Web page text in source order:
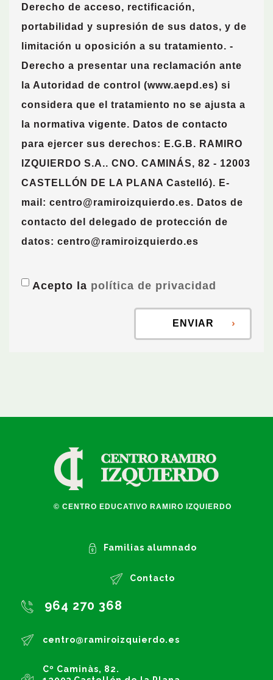
Derecho de acceso, rectificación,
portabilidad y supresión de sus datos, y de
limitación u oposición a su tratamiento. -
Derecho a presentar una reclamación ante
la Autoridad de control (www.aepd.es) si
considera que el tratamiento no se ajusta a
la normativa vigente. Datos de contacto
para ejercer sus derechos: E.G.B. RAMIRO
IZQUIERDO S.A.. CNO. CAMINÁS, 82 - 12003
CASTELLÓN DE LA PLANA Castelló). E-
mail: centro@ramiroizquierdo.es. Datos de
contacto del delegado de protección de
datos: centro@ramiroizquierdo.es
Acepto la política de privacidad
ENVIAR
© CENTRO EDUCATIVO RAMIRO IZQUIERDO
Familias alumnado
Contacto
964 270 368
centro@ramiroizquierdo.es
Cº Caminàs, 82.